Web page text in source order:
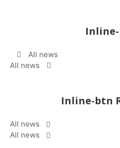
All news
All news
Inline-btn
All news
All news